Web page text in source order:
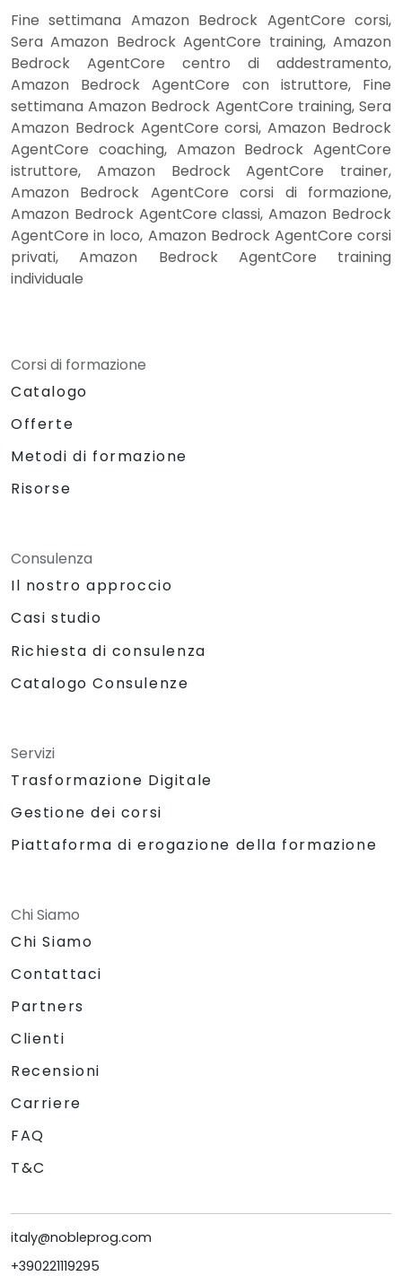
Fine settimana Amazon Bedrock AgentCore corsi,
Sera Amazon Bedrock AgentCore training, Amazon
Bedrock AgentCore centro di addestramento,
Amazon Bedrock AgentCore con istruttore, Fine
settimana Amazon Bedrock AgentCore training, Sera
Amazon Bedrock AgentCore corsi, Amazon Bedrock
AgentCore coaching, Amazon Bedrock AgentCore
istruttore, Amazon Bedrock AgentCore trainer,
Amazon Bedrock AgentCore corsi di formazione,
Amazon Bedrock AgentCore classi, Amazon Bedrock
AgentCore in loco, Amazon Bedrock AgentCore corsi
privati, Amazon Bedrock AgentCore training
individuale
Corsi di formazione
Catalogo
Offerte
Metodi di formazione
Risorse
Consulenza
Il nostro approccio
Casi studio
Richiesta di consulenza
Catalogo Consulenze
Servizi
Trasformazione Digitale
Gestione dei corsi
Piattaforma di erogazione della formazione
Chi Siamo
Chi Siamo
Contattaci
Partners
Clienti
Recensioni
Carriere
FAQ
T&C
italy@nobleprog.com
+390221119295